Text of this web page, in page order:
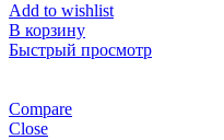
Add to wishlist
В корзину
Быстрый просмотр
Compare
Close